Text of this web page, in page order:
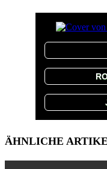
ÄHNLICHE